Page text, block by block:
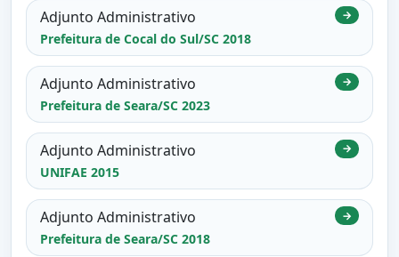
Adjunto Administrativo
Prefeitura de Cocal do Sul/SC 2018
→
Adjunto Administrativo
Prefeitura de Seara/SC 2023
→
Adjunto Administrativo
UNIFAE 2015
→
Adjunto Administrativo
Prefeitura de Seara/SC 2018
→